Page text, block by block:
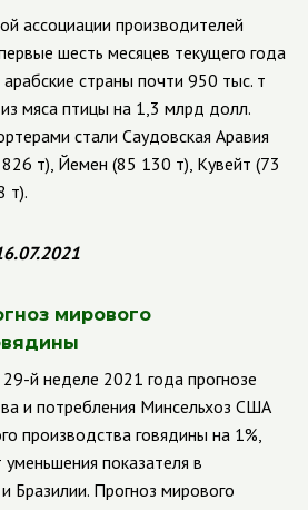
ассоциации производителей
шесть месяцев текущего года
страны почти 950 тыс. т
мяса птицы на 1,3 млрд долл.
стали Саудовская Аравия
т), Йемен (85 130 т), Кувейт (73
т).
мирового
й неделе 2021 года прогнозе
и потребления Минсельхоз США
производства говядины на 1%,
показателя в
Бразилии. Прогноз мирового